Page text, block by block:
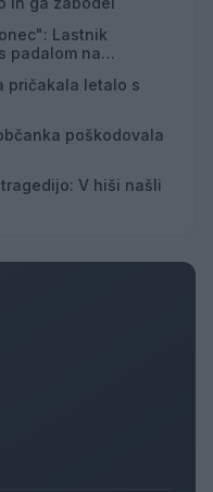
Lastnik
padalom na
pričakala letalo s
poškodovala
V hiši našli